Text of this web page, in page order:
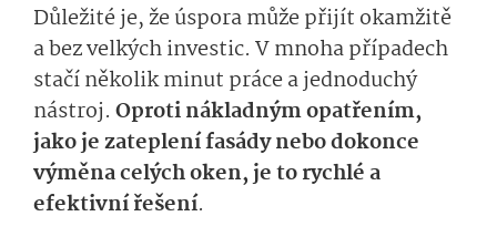
Důležité je, že úspora může přijít okamžitě
a bez velkých investic. V mnoha případech
stačí několik minut práce a jednoduchý
nástroj. Oproti nákladným opatřením,
jako je zateplení fasády nebo dokonce
výměna celých oken, je to rychlé a
efektivní řešení.